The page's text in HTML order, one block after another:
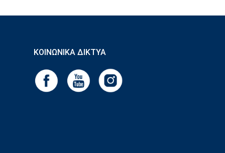
ΚΟΙΝΩΝΙΚΆ ΔΊΚΤΥΑ